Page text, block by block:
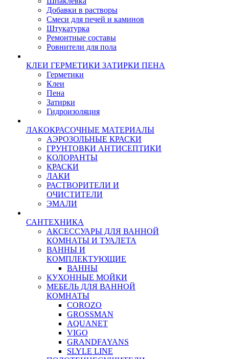
Добавки в растворы
Смеси для печей и каминов
Штукатурка
Ремонтные составы
Ровнители для пола
КЛЕИ ГЕРМЕТИКИ ЗАТИРКИ ПЕНА
Герметики
Клеи
Пена
Затирки
Гидроизоляция
ЛАКОКРАСОЧНЫЕ МАТЕРИАЛЫ
АЭРОЗОЛЬНЫЕ КРАСКИ
ГРУНТОВКИ АНТИСЕПТИКИ
КОЛОРАНТЫ
КРАСКИ
ЛАКИ
РАСТВОРИТЕЛИ И
ОЧИСТИТЕЛИ
ЭМАЛИ
САНТЕХНИКА
АКСЕССУАРЫ ДЛЯ ВАННОЙ
КОМНАТЫ И ТУАЛЕТА
ВАННЫ И
КОМПЛЕКТУЮЩИЕ
ВАННЫ
КУХОННЫЕ МОЙКИ
МЕБЕЛЬ ДЛЯ ВАННОЙ
КОМНАТЫ
COROZO
GROSSMAN
AQUANET
VIGO
GRANDFAYANS
SLYLE LINE